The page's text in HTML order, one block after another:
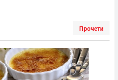
Прочети